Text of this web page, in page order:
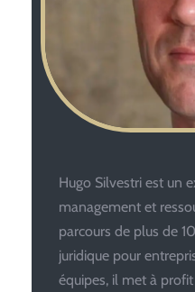
Hugo Silvestri est un
management et
parcours de plus de
juridique pour
équipes, il met à